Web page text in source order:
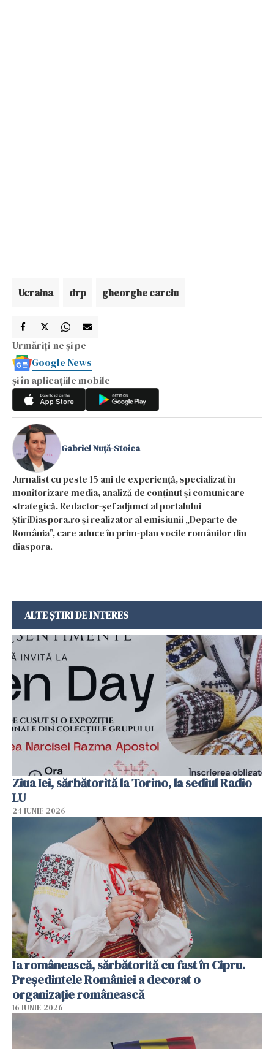
Ucraina drp gheorghe carciu
Urmăriți-ne și pe
Google News
și în aplicațiile mobile
Gabriel Nuță-Stoica
Jurnalist cu peste 15 ani de experiență, specializat în
monitorizare media, analiză de conținut și comunicare
strategică. Redactor-șef adjunct al portalului
ȘtiriDiaspora.ro și realizator al emisiunii „Departe de
România”, care aduce în prim-plan vocile românilor din
diaspora.
ALTE ȘTIRI DE INTERES
Ziua Iei, sărbătorită la Torino, la sediul Radio
LU
24 IUNIE 2026
Ia românească, sărbătorită cu fast în Cipru.
Președintele României a decorat o
organizație românească
16 IUNIE 2026